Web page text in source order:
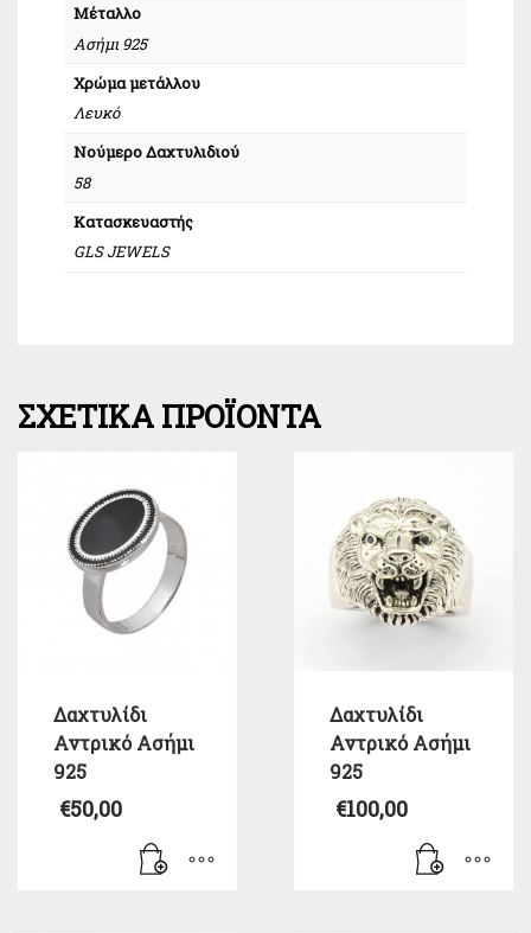
Μέταλλο
Ασήμι 925
Χρώμα μετάλλου
Λευκό
Νούμερο Δαχτυλιδιού
58
Κατασκευαστής
GLS JEWELS
ΣΧΕΤΙΚΆ ΠΡΟΪΌΝΤΑ
Δαχτυλίδι
Αντρικό Ασήμι
925
€50,00
Δαχτυλίδι
Αντρικό Ασήμι
925
€100,00